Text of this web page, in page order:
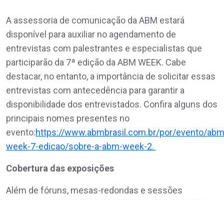
A assessoria de comunicação da ABM estará
disponível para auxiliar no agendamento de
entrevistas com palestrantes e especialistas que
participarão da 7ª edição da ABM WEEK. Cabe
destacar, no entanto, a importância de solicitar essas
entrevistas com antecedência para garantir a
disponibilidade dos entrevistados. Confira alguns dos
principais nomes presentes no
evento:https://www.abmbrasil.com.br/por/evento/
week-7-edicao/sobre-a-abm-week-2.
Cobertura das exposições
Além de fóruns, mesas-redondas e sessões